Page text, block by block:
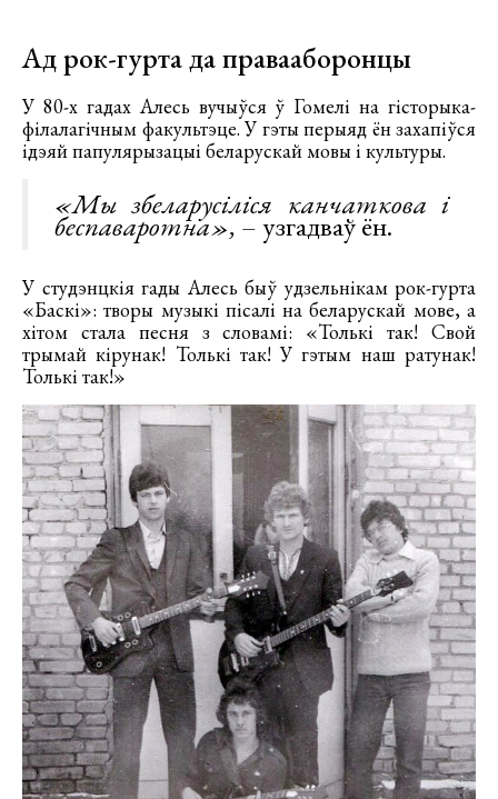
Ад рок-гурта да правааборонцы
У 80-х гадах Алесь вучыўся ў Гомелі на гісторыка-
філалагічным факультэце. У гэты перыяд ён захапіўся
ідэяй папулярызацыі беларускай мовы і культуры.
«Мы збеларусіліся канчаткова і
беспаваротна»,– узгадваў ён.
У студэнцкія гады Алесь быў удзельнікам рок-гурта
«Баскі»: творы музыкі пісалі на беларускай мове, а
хітом стала песня з словамі: «Толькі так! Свой
трымай кірунак! Толькі так! У гэтым наш ратунак!
Толькі так!»